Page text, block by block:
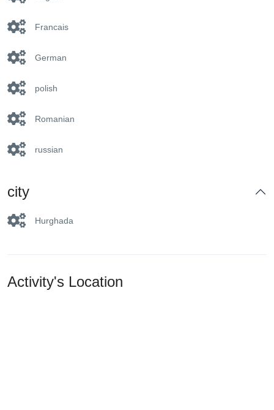
Francais
German
polish
Romanian
russian
city
Hurghada
Activity's Location